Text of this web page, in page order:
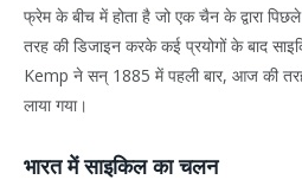
फ्रेम के बीच में होता है जो एक चैन के द्वारा
तरह की डिजाइन करके कई प्रयोगों के बाद
Kemp ने सन् 1885 में पहली बार, आज की तरह
लाया गया।
भारत में साइकिल का चलन